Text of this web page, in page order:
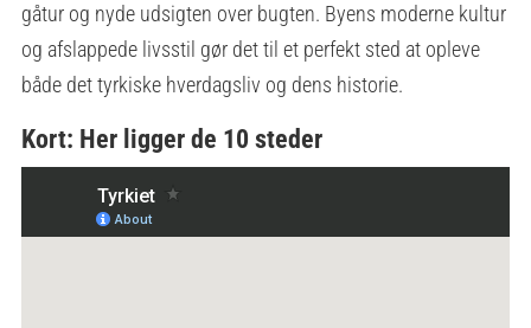
gåtur og nyde udsigten over bugten. Byens moderne kultur
og afslappede livsstil gør det til et perfekt sted at opleve
både det tyrkiske hverdagsliv og dens historie.
Kort: Her ligger de 10 steder